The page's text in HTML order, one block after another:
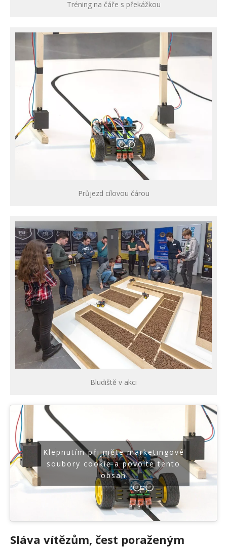
Tréning na čáře s překážkou
Průjezd cílovou čárou
Bludiště v akci
Klepnutím přijměte marketingové
soubory cookie a povolte tento
obsah
Sláva vítězům, čest poraženým